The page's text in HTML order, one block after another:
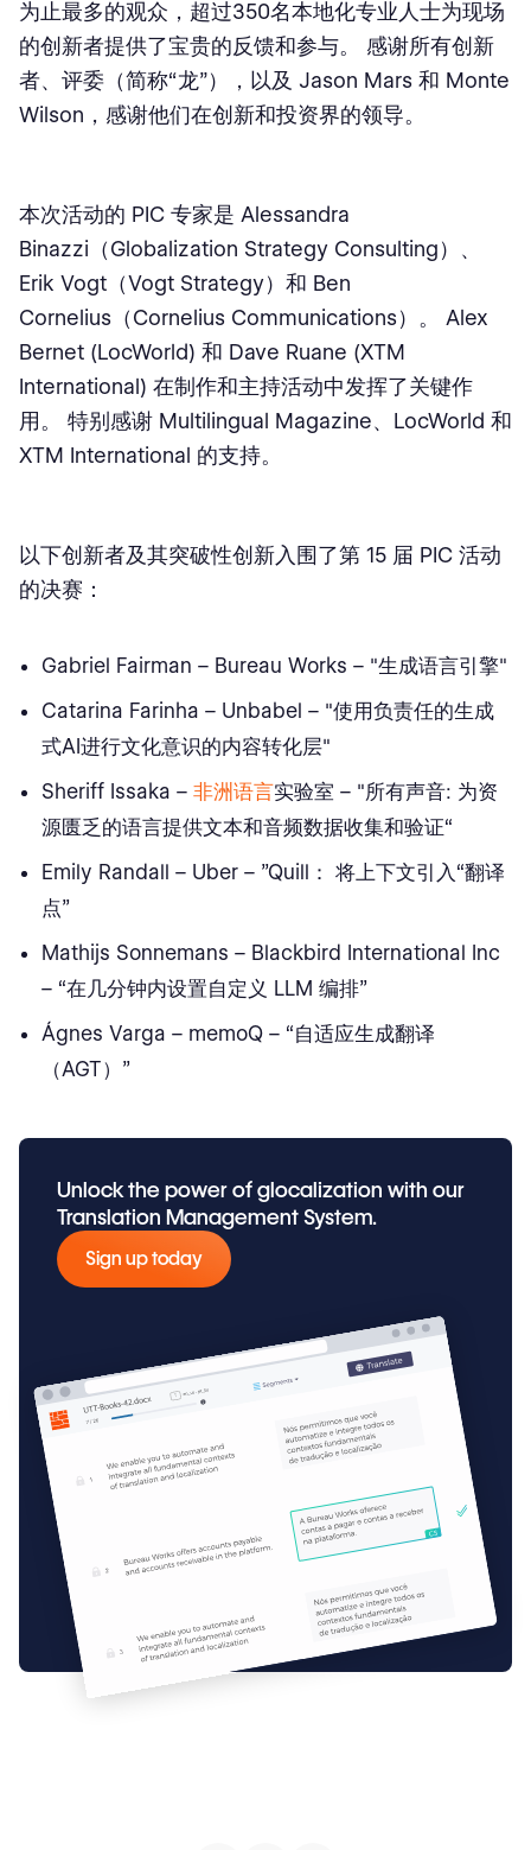
为止最多的观众，超过350名本地化专业人士为现场
的创新者提供了宝贵的反馈和参与。 感谢所有创新
者、评委（简称“龙”），以及 Jason Mars 和 Monte
Wilson，感谢他们在创新和投资界的领导。
本次活动的 PIC 专家是 Alessandra
Binazzi（Globalization Strategy Consulting）、
Erik Vogt（Vogt Strategy）和 Ben
Cornelius（Cornelius Communications）。 Alex
Bernet (LocWorld) 和 Dave Ruane (XTM
International) 在制作和主持活动中发挥了关键作
用。 特别感谢 Multilingual Magazine、LocWorld 和
XTM International 的支持。
以下创新者及其突破性创新入围了第 15 届 PIC 活动
的决赛：
Gabriel Fairman – Bureau Works – "生成语言引擎"
Catarina Farinha – Unbabel – "使用负责任的生成
式AI进行文化意识的内容转化层"
Sheriff Issaka –非洲语言实验室 – "所有声音: 为资
源匮乏的语言提供文本和音频数据收集和验证“
Emily Randall – Uber – ”Quill： 将上下文引入“翻译
点”
Mathijs Sonnemans – Blackbird International Inc
– “在几分钟内设置自定义 LLM 编排”
Ágnes Varga – memoQ – “自适应生成翻译
（AGT）”
Unlock the power of glocalization with our
Translation Management System.
Sign up today